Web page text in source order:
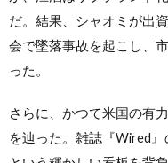
だ。結果、シャオミが出
会で墜落事故を起こし、
った。
さらに、かつて米国の有
を辿った。雑誌『Wired